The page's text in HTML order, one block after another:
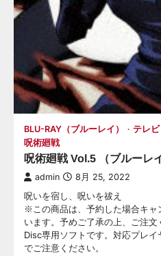
BLU-RAY（ブルーレイ） テレビ
呪術廻戦
呪術廻戦 Vol.5 （ブルーレ
admin 8月 25, 2022
呪いを宿し、呪いを祓え
※この商品は、予約した場合キャ
います。予めご了承の上、ご注
Disc専用ソフトです。対応プレ
でご注意ください。